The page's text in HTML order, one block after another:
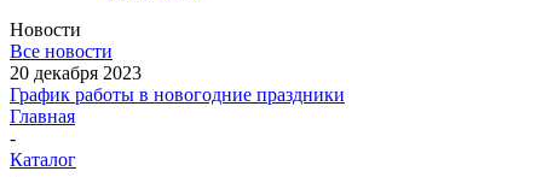
Новости
Все новости
20 декабря 2023
График работы в новогодние праздники
Главная
-
Каталог